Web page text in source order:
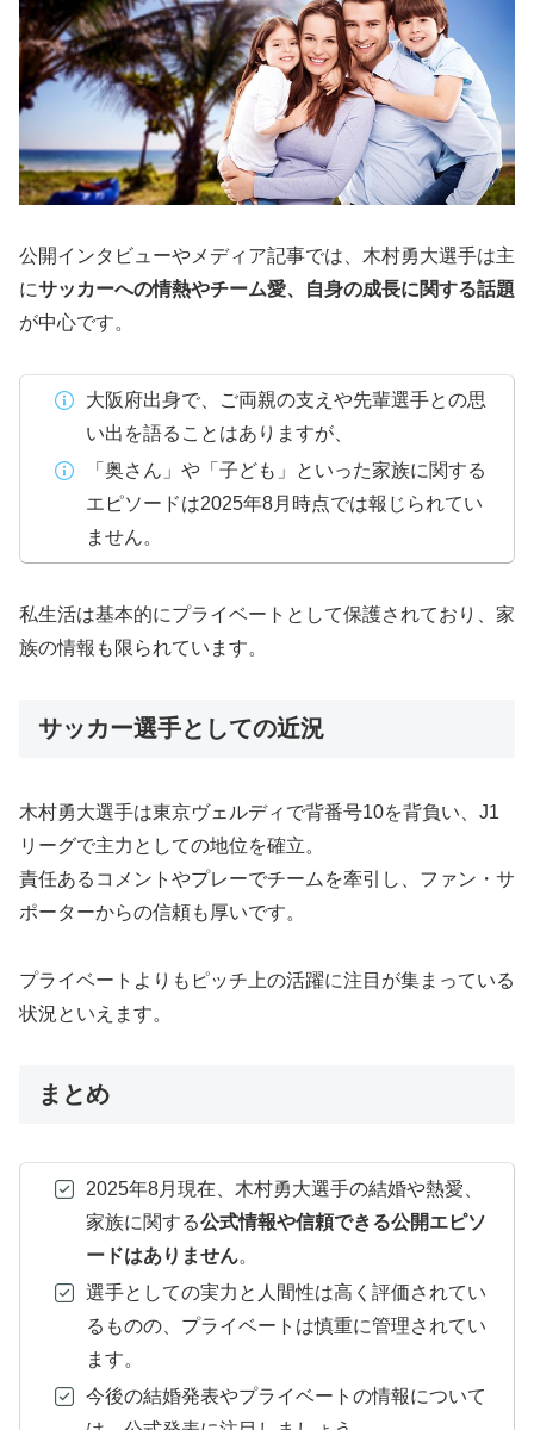
公開インタビューやメディア記事では、木村勇大選手は主
にサッカーへの情熱やチーム愛、自身の成長に関する話題
が中心です。
大阪府出身で、ご両親の支えや先輩選手との思
い出を語ることはありますが、
「奥さん」や「子ども」といった家族に関する
エピソードは2025年8月時点では報じられてい
ません。
私生活は基本的にプライベートとして保護されており、家
族の情報も限られています。
サッカー選手としての近況
木村勇大選手は東京ヴェルディで背番号10を背負い、J1
リーグで主力としての地位を確立。
責任あるコメントやプレーでチームを牽引し、ファン・サ
ポーターからの信頼も厚いです。
プライベートよりもピッチ上の活躍に注目が集まっている
状況といえます。
まとめ
2025年8月現在、木村勇大選手の結婚や熱愛、
家族に関する公式情報や信頼できる公開エピソ
ードはありません。
選手としての実力と人間性は高く評価されてい
るものの、プライベートは慎重に管理されてい
ます。
今後の結婚発表やプライベートの情報について